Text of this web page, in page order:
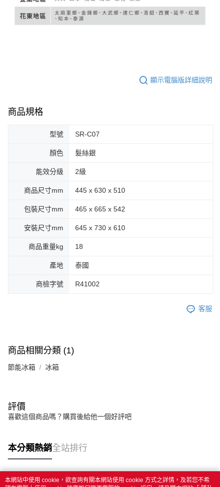
顯示電腦版詳細說明
商品規格
型號 SR-C07
顏色 髮絲銀
能效分級 2級
商品尺寸mm 445 x 630 x 510
包裝尺寸mm 465 x 665 x 542
安裝尺寸mm 645 x 730 x 610
商品重量kg 18
產地 泰國
商檢字號 R41002
客服
商品相關分類 (1)
節能冰箱 冰箱
評價
喜歡這個商品嗎？購買後給他一個好評吧
本分類熱銷全站排行
本網站中使用 cookie，欲查詢有關本網站使用 cookie 方式之詳情，及若您不希